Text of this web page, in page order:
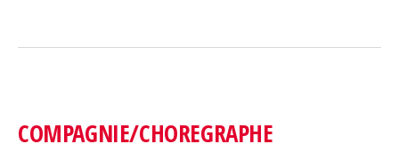
COMPAGNIE/CHOREGRAPHE